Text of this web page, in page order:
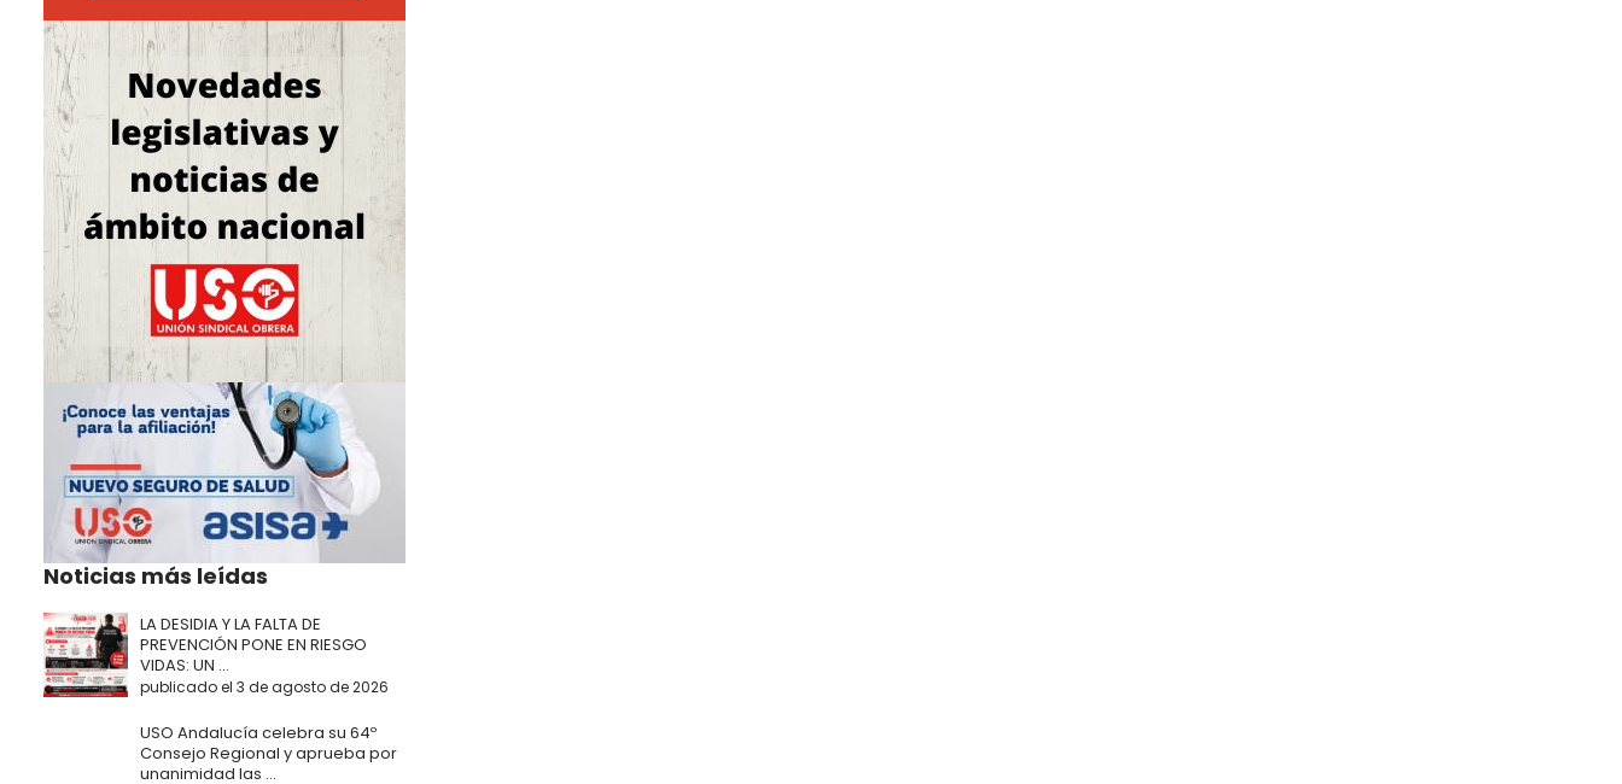
Noticias más leídas
LA DESIDIA Y LA FALTA DE
PREVENCIÓN PONE EN RIESGO
VIDAS: UN ...
publicado el 3 de agosto de 2026
USO Andalucía celebra su 64º
Consejo Regional y aprueba por
unanimidad las ...